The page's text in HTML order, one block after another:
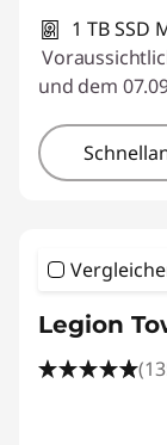
1 TB SSD
und dem
Legion